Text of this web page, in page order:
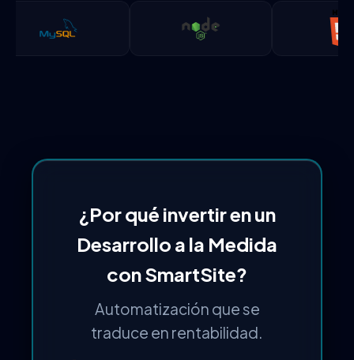
¿Por qué invertir en un
Desarrollo a la Medida
con SmartSite?
Automatización que se
traduce en rentabilidad.